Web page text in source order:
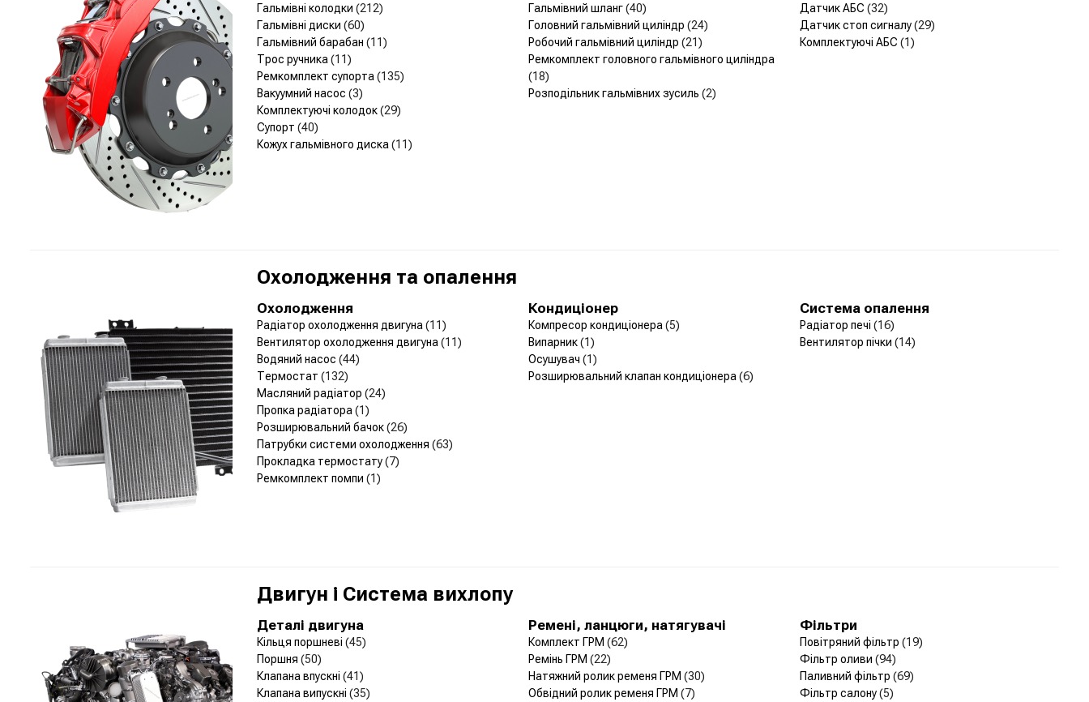
Гальмівні колодки (212)
Гальмівні диски (60)
Гальмівний барабан (11)
Трос ручника (11)
Ремкомплект супорта (135)
Вакуумний насос (3)
Комплектуючі колодок(29)
Супорт (40)
Кожух гальмівного диска (11)
Гальмівний шланг(40)
Головний гальмівний циліндр (24)
Робочий гальмівний циліндр (21)
Ремкомплект головного гальмівного циліндра
(18)
Розподільник гальмівних зусиль (2)
Датчик АБС (32)
Датчик стоп сигналу(29)
Комплектуючі АБС (1)
Охолодження та опалення
Охолодження
Радіатор охолодження двигуна (11)
Вентилятор охолодження двигуна (11)
Водяний насос (44)
Термостат (132)
Масляний радіатор (24)
Пропка радіатора (1)
Розширювальний бачок(26)
Патрубки системи охолодження (63)
Прокладка термостату(7)
Ремкомплект помпи (1)
Кондиціонер
Компресор кондиціонера (5)
Випарник(1)
Осушувач (1)
Розширювальний клапан кондиціонера (6)
Система опалення
Радіатор печі (16)
Вентилятор пічки (14)
Двигун і Система вихлопу
Деталі двигуна
Кільця поршневі (45)
Поршня (50)
Клапана впускні (41)
Клапана випускні (35)
Ремені, ланцюги, натягувачі
Комплект ГРМ (62)
Ремінь ГРМ (22)
Натяжний ролик ременя ГРМ (30)
Обвідний ролик ременя ГРМ (7)
Фільтри
Повітряний фільтр (19)
Фільтр оливи (94)
Паливний фільтр (69)
Фільтр салону(5)